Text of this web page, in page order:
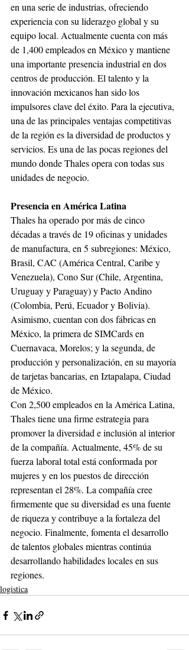
en una serie de industrias, ofreciendo
experiencia con su liderazgo global y su
equipo local. Actualmente cuenta con más
de 1,400 empleados en México y mantiene
una importante presencia industrial en dos
centros de producción. El talento y la
innovación mexicanos han sido los
impulsores clave del éxito. Para la ejecutiva,
una de las principales ventajas competitivas
de la región es la diversidad de productos y
servicios. Es una de las pocas regiones del
mundo donde Thales opera con todas sus
unidades de negocio.
Presencia en América Latina
Thales ha operado por más de cinco
décadas a través de 19 oficinas y unidades
de manufactura, en 5 subregiones: México,
Brasil, CAC (América Central, Caribe y
Venezuela), Cono Sur (Chile, Argentina,
Uruguay y Paraguay) y Pacto Andino
(Colombia, Perú, Ecuador y Bolivia).
Asimismo, cuentan con dos fábricas en
México, la primera de SIMCards en
Cuernavaca, Morelos; y la segunda, de
producción y personalización, en su mayoría
de tarjetas bancarias, en Iztapalapa, Ciudad
de México.
Con 2,500 empleados en la América Latina,
Thales tiene una firme estrategia para
promover la diversidad e inclusión al interior
de la compañía. Actualmente, 45% de su
fuerza laboral total está conformada por
mujeres y en los puestos de dirección
representan el 28%. La compañía cree
firmemente que su diversidad es una fuente
de riqueza y contribuye a la fortaleza del
negocio. Finalmente, fomenta el desarrollo
de talentos globales mientras continúa
desarrollando habilidades locales en sus
regiones.
logistica